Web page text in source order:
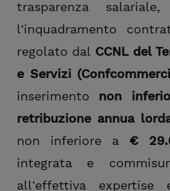
trasparenza
l'inquadramento
regolato dal CCNL del
e Servizi
inserimento non
retribuzione annua
non inferiore a €
integrata e
all'effettiva expertise